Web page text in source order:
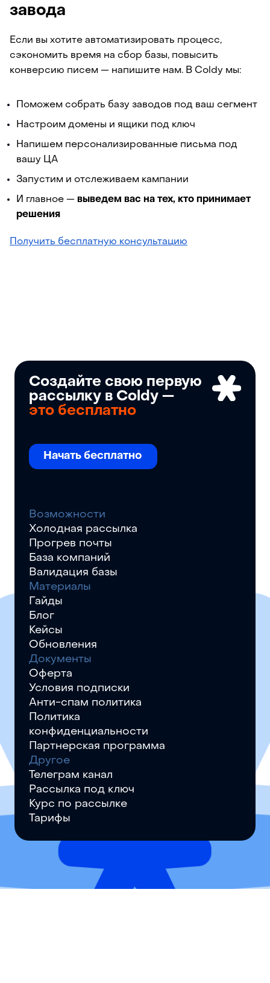
завода
Если вы хотите автоматизировать процесс,
сэкономить время на сбор базы, повысить
конверсию писем — напишите нам. В Coldy мы:
Поможем собрать базу заводов под ваш сегмент
Настроим домены и ящики под ключ
Напишем персонализированные письма под
вашу ЦА
Запустим и отслеживаем кампании
И главное —выведем вас на тех, кто принимает
решения
Получить бесплатную консультацию
Создайте свою первую
рассылку в Coldy —
это бесплатно
Начать бесплатно
Возможности
Холодная рассылка
Прогрев почты
База компаний
Валидация базы
Материалы
Гайды
Блог
Кейсы
Обновления
Документы
Оферта
Условия подписки
Анти-спам политика
Политика
конфиденциальности
Партнерская программа
Другое
Телеграм канал
Рассылка под ключ
Курс по рассылке
Тарифы